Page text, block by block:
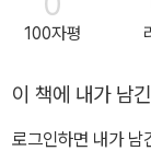
유사한 교재들 속에
의 유형 학습을 통
100자평
이 책에 내가 남
로그인하면 내가 남